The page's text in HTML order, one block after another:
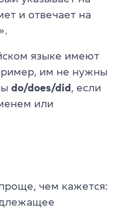
и отвечает на
языке имеют
им не нужны
do/does/did
, если
или
чем кажется: